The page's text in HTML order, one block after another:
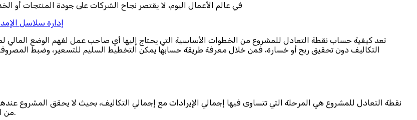
في عالم الأعمال اليوم، لا يقتصر نجاح الشركات على جودة المنتجات أو
إدارة سلاسل
تعد كيفية حساب نقطة التعادل للمشروع من الخطوات الأساسية التي يحتاج إليها أي صاحب عمل لفهم الوضع
التكاليف دون تحقيق ربح أو خسارة، فمن خلال معرفة طريقة حسابها يمكن التخطيط السليم للتسعير، وضبط
نقطة التعادل للمشروع هي المرحلة التي تتساوى فيها إجمالي الإيرادات مع إجمالي التكاليف، بحيث لا يحقق المشروع
من المبيعات أو الإيرادات التي يجب الوصول إليها لضمان تغطية جميع المصروفات.